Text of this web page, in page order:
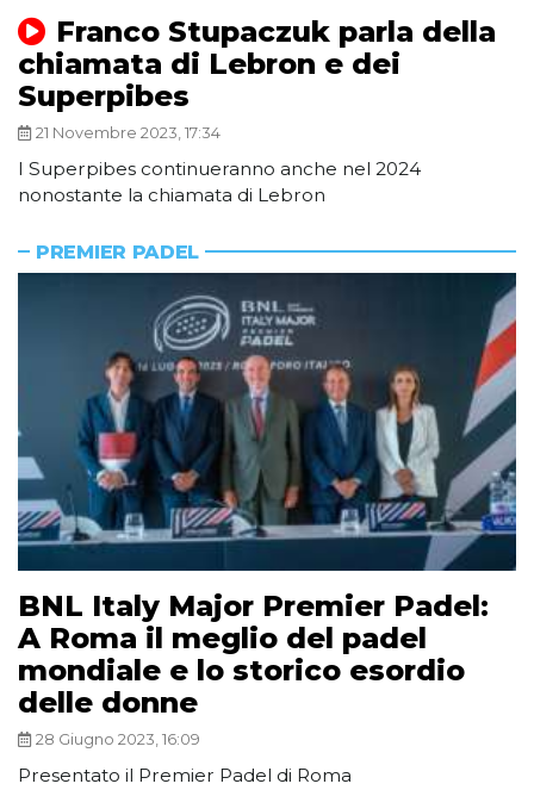
Franco Stupaczuk parla della
chiamata di Lebron e dei
Superpibes
21 Novembre 2023, 17:34
I Superpibes continueranno anche nel 2024
nonostante la chiamata di Lebron
PREMIER PADEL
BNL Italy Major Premier Padel:
A Roma il meglio del padel
mondiale e lo storico esordio
delle donne
28 Giugno 2023, 16:09
Presentato il Premier Padel di Roma